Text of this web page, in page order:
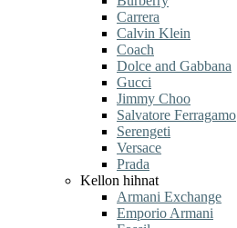
Carrera
Calvin Klein
Coach
Dolce and Gabbana
Gucci
Jimmy Choo
Salvatore Ferragamo
Serengeti
Versace
Prada
Kellon hihnat
Armani Exchange
Emporio Armani